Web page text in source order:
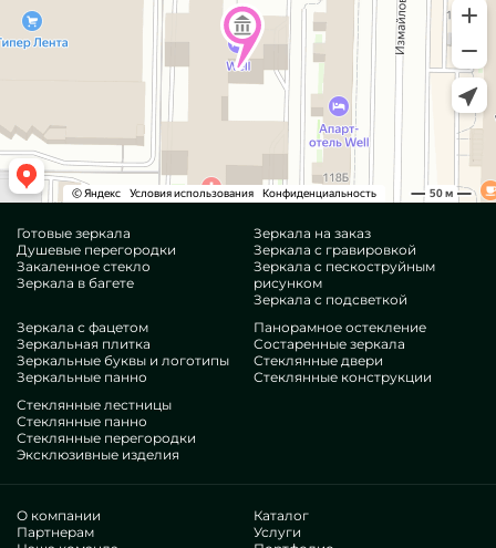
Готовые зеркала
Душевые перегородки
Закаленное стекло
Зеркала в багете
Зеркала на заказ
Зеркала с гравировкой
Зеркала с пескоструйным
рисунком
Зеркала с подсветкой
Зеркала с фацетом
Зеркальная плитка
Зеркальные буквы и логотипы
Зеркальные панно
Панорамное остекление
Состаренные зеркала
Стеклянные двери
Стеклянные конструкции
Стеклянные лестницы
Стеклянные панно
Стеклянные перегородки
Эксклюзивные изделия
О компании
Партнерам
Каталог
Услуги